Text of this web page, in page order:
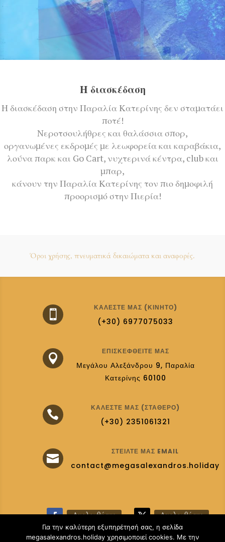
Η διασκέδαση
Η διασκέδαση στην Παραλία Κατερίνης δεν σταματάει
ποτέ!
Nεροτσουλήθρες και θαλάσσια σπορ,
οργανωμένες εκδρομές με λεωφορεία και καραβάκια,
λούνα παρκ και Go Cart, νυχτερινά κέντρα, club και
μπαρ,
κάνουν την Παραλία Κατερίνης τον πιο δημοφιλή
προορισμό στην Πιερία!
Όροι χρήσης, πνευματικά δικαιώματα και αναφορές.

ΚΑΛΈΣΤΕ ΜΑΣ (ΚΙΝΗΤΌ)
(+30) 6977075033

ΕΠΙΣΚΕΦΘΕΊΤΕ ΜΑΣ
Μεγάλου Αλεξάνδρου 9, Παραλία
Κατερίνης 60100

ΚΑΛΈΣΤΕ ΜΑΣ (ΣΤΑΘΕΡΌ)
(+30) 2351061321

ΣΤΕΊΛΤΕ ΜΑΣ EMAIL
contact@megasalexandros.holiday
Ακολουθήστε Ακολουθήστε
Για την καλύτερη εξυπηρέτησή σας, η σελίδα
megasalexandros.holiday χρησιμοποιεί cookies. Με την